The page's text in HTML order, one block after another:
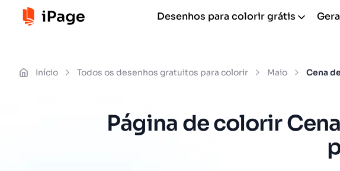
Desenhos para colorir grátis
Início Todos os desenhos gratuitos para colorir Maio Cena
Página de colorir